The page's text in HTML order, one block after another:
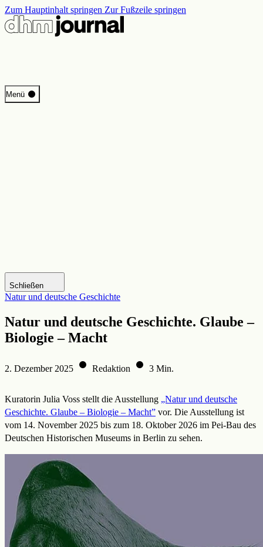
Zum Hauptinhalt springen Zur Fußzeile springen
Menü
Start
Programm
Schließen
Natur und deutsche Geschichte
Natur und deutsche Geschichte. Glaube –
Biologie – Macht
2. Dezember 2025 Redaktion 3 Min.
Kuratorin Julia Voss stellt die Ausstellung „Natur und deutsche
Geschichte. Glaube – Biologie – Macht” vor. Die Ausstellung ist
vom 14. November 2025 bis zum 18. Oktober 2026 im Pei-Bau des
Deutschen Historischen Museums in Berlin zu sehen.